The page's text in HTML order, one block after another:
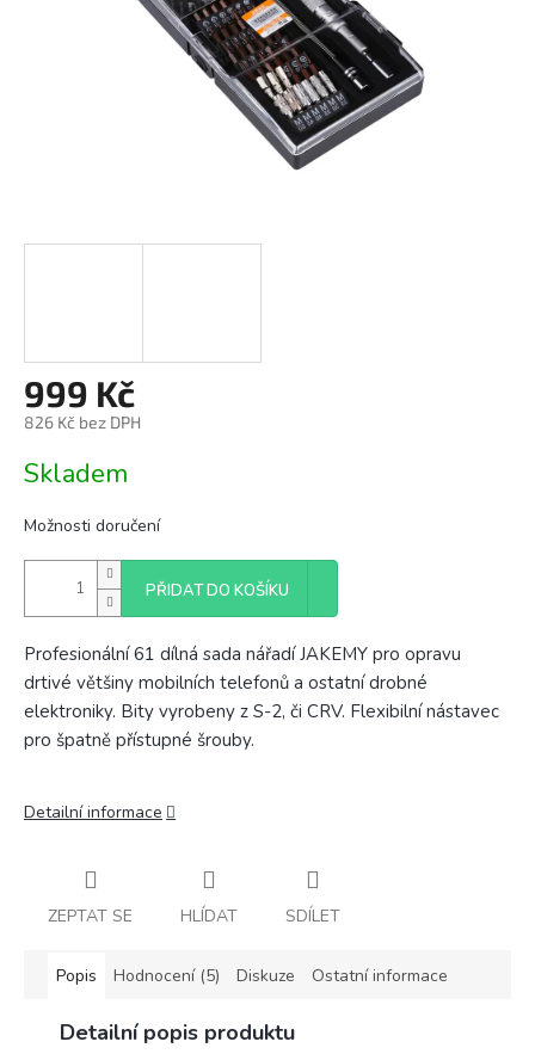
999 Kč
826 Kč bez DPH
cena:
Skladem
Možnosti doručení
PŘIDAT DO KOŠÍKU
Profesionální 61 dílná sada nářadí JAKEMY pro opravu
drtivé většiny mobilních telefonů a ostatní drobné
elektroniky. Bity vyrobeny z S-2, či CRV. Flexibilní nástavec
pro špatně přístupné šrouby.
Detailní informace
ZEPTAT SE HLÍDAT SDÍLET
Popis Hodnocení (5) Diskuze Ostatní informace
Detailní popis produktu